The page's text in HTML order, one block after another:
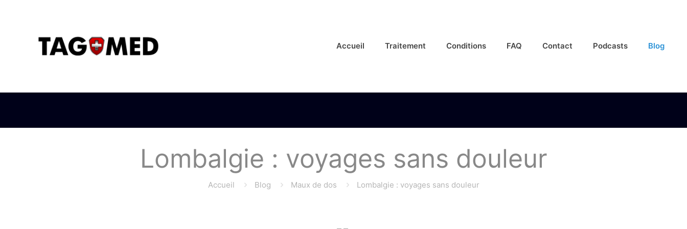
Accueil Traitement Conditions FAQ Contact Podcasts Blog
Lombalgie : voyages sans douleur
Accueil Blog Maux de dos Lombalgie : voyages sans douleur